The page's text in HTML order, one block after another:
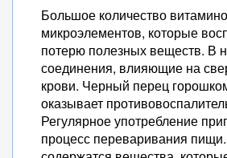
Большое количество
микроэлементов, которые
потерю полезных веществ. В
соединения, влияющие на
крови. Черный перец
оказывает
Регулярное употребление
процесс переваривания